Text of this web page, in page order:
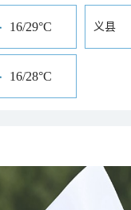
16/29°C 义县
16/28°C